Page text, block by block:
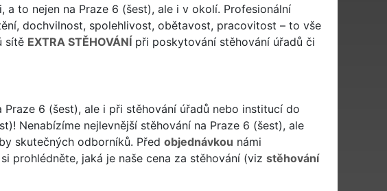
to nejen na Praze 6 (šest), ale i v okolí. Profesionální
dochvilnost, spolehlivost, obětavost, pracovitost – to vše
sítě EXTRA STĚHOVÁNÍpři poskytování stěhování úřadů či
6 (šest), ale i při stěhování úřadů nebo institucí do
Nenabízíme nejlevnější stěhování na Praze 6 (šest), ale
skutečných odborníků. Před objednávkou námi
prohlédněte, jaká je naše cena za stěhování (viz stěhování